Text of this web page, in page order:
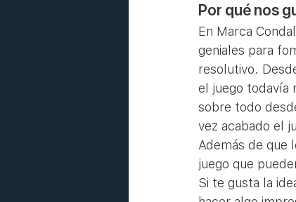
Por qué nos
En Marca
geniales para
resolutivo.
el juego todavía
sobre todo
vez acabado el
Además de que
juego que
Si te gusta la